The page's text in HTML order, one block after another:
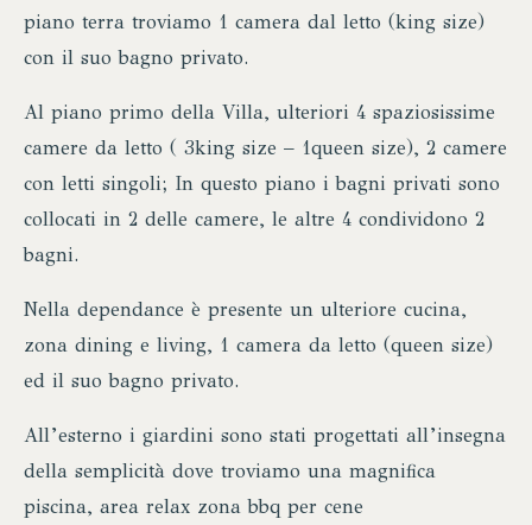
piano terra troviamo 1 camera dal letto (king size)
con il suo bagno privato.
Al piano primo della Villa, ulteriori 4 spaziosissime
camere da letto ( 3king size – 1queen size), 2 camere
con letti singoli; In questo piano i bagni privati sono
collocati in 2 delle camere, le altre 4 condividono 2
bagni.
Nella dependance è presente un ulteriore cucina,
zona dining e living, 1 camera da letto (queen size)
ed il suo bagno privato.
All’esterno i giardini sono stati progettati all’insegna
della semplicità dove troviamo una magnifica
piscina, area relax zona bbq per cene